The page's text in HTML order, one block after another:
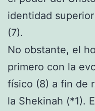
identidad
(7).
No obstante, el
primero con la
físico (8) a fin de
la Shekinah (*1).